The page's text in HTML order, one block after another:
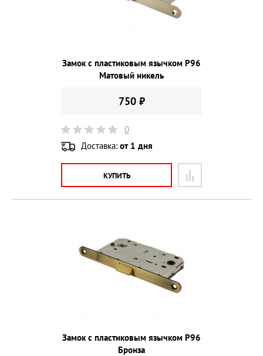
Замок с пластиковым язычком P96
Матовый никель
750 ₽
0
Доставка: от 1 дня
КУПИТЬ
Замок с пластиковым язычком P96
Бронза